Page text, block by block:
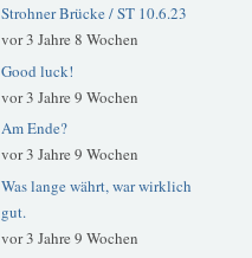
Strohner Brücke / ST 10.6.23
vor 3 Jahre 8 Wochen
Good luck!
vor 3 Jahre 9 Wochen
Am Ende?
vor 3 Jahre 9 Wochen
Was lange währt, war wirklich
gut.
vor 3 Jahre 9 Wochen